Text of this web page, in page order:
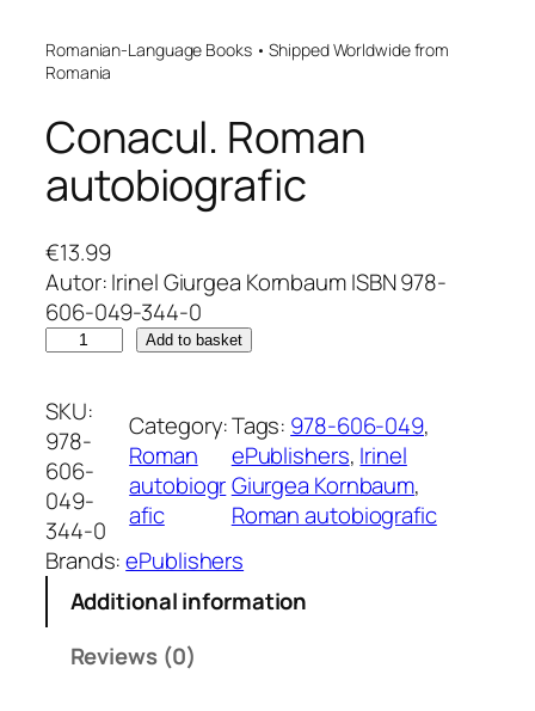
Romanian-Language Books • Shipped Worldwide from
Romania
Conacul. Roman
autobiografic
€13.99
Autor: Irinel Giurgea Kornbaum ISBN 978-
606-049-344-0
n
a
c
u
l
.
R
Add to basket
SKU:
978-
606-
049-
344-0
Category:
Roman
autobiogr
afic
Tags: 978-606-049
ePublishers, Irinel
Giurgea Kornbaum
Roman autobiografic
Brands:ePublishers
Additional information
Reviews (0)